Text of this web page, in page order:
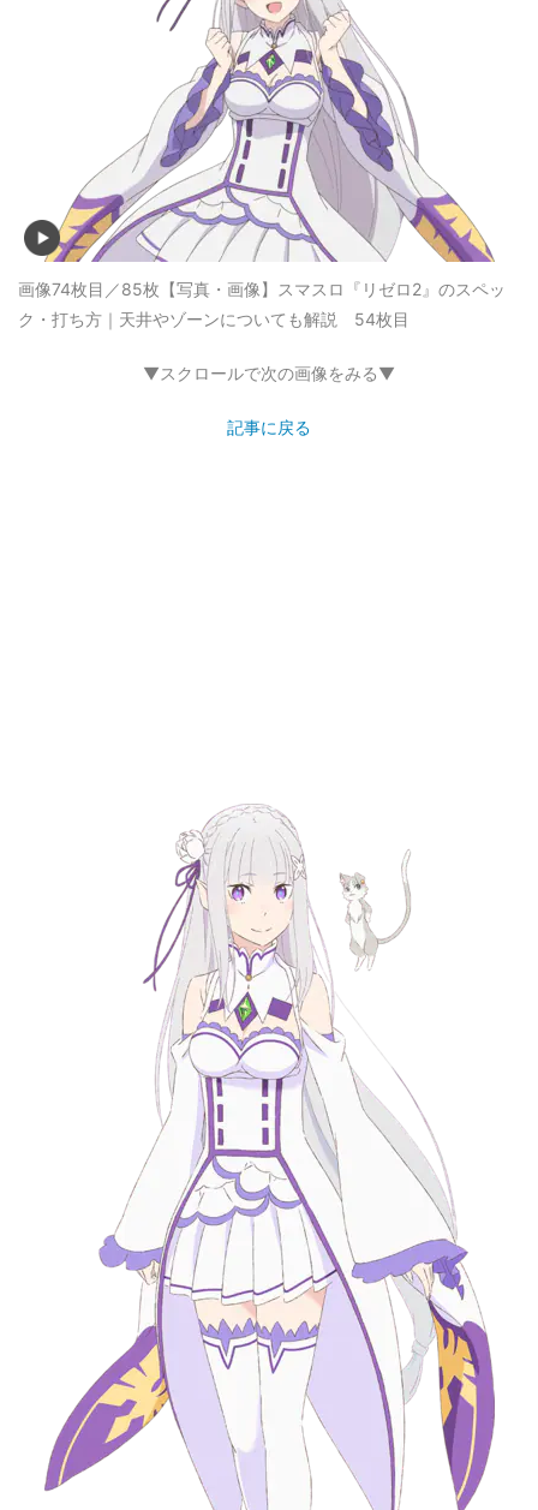
画像74枚目／85枚 【写真・画像】スマスロ『リゼロ2』のスペッ
ク・打ち方｜天井やゾーンについても解説 54枚目
▼スクロールで次の画像をみる▼
記事に戻る